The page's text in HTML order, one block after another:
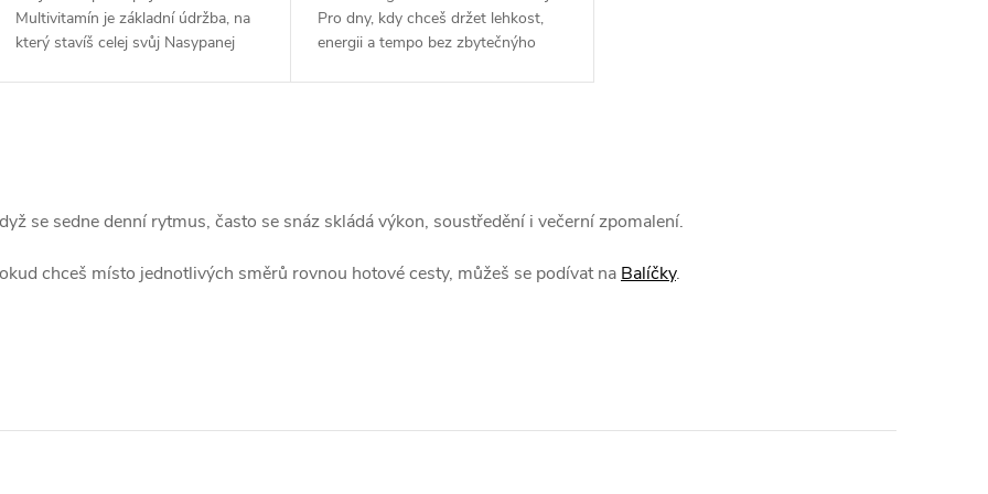
Multivitamín je základní údržba, na
který stavíš celej svůj Nasypanej
Pro dny, kdy chceš držet lehkost,
energii a tempo bez zbytečnýho
se sedne denní rytmus, často se snáz skládá výkon, soustředění i večerní zpomalení.
chceš místo jednotlivých směrů rovnou hotové cesty, můžeš se podívat na Balíčky.